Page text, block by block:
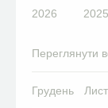
2026 2025
Переглянути
Грудень